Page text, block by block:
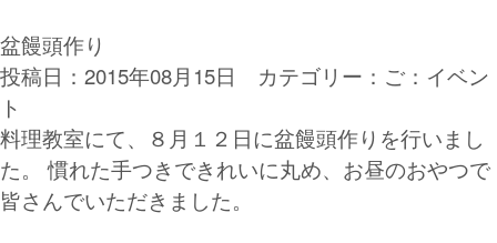
盆饅頭作り
投稿日：2015年08月15日 カテゴリー： ご：イベン
ト
料理教室にて、８月１２日に盆饅頭作りを行いまし
た。 慣れた手つきできれいに丸め、お昼のおやつで
皆さんでいただきました。